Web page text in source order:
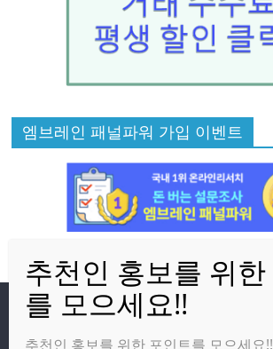
엠브레인 패널파워 가입 이벤트
방문자
추천인 홍보를 위한 포인트를 모으세요!!